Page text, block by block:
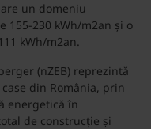
un domeniu
155-230 kWh/m2an și o
kWh/m2an.
(nZEB) reprezintă
din România, prin
energetică în
de construcție și